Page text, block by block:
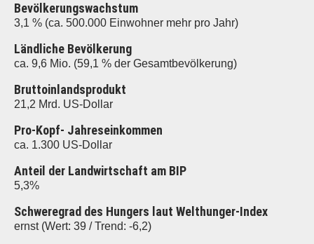
Bevölkerungswachstum
3,1 % (ca. 500.000 Einwohner mehr pro Jahr)
Ländliche Bevölkerung
ca. 9,6 Mio. (59,1 % der Gesamtbevölkerung)
Bruttoinlandsprodukt
21,2 Mrd. US-Dollar
Pro-Kopf- Jahreseinkommen
ca. 1.300 US-Dollar
Anteil der Landwirtschaft am BIP
5,3%
Schweregrad des Hungers laut Welthunger-Index
ernst (Wert: 39 / Trend: -6,2)